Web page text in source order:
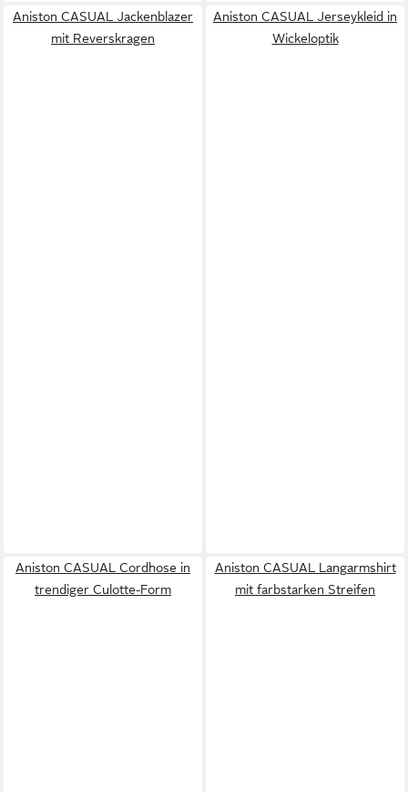
Aniston CASUAL Jackenblazer
mit Reverskragen
Aniston CASUAL Jerseykleid in
Wickeloptik
Aniston CASUAL Cordhose in
trendiger Culotte-Form
Aniston CASUAL Langarmshirt
mit farbstarken Streifen